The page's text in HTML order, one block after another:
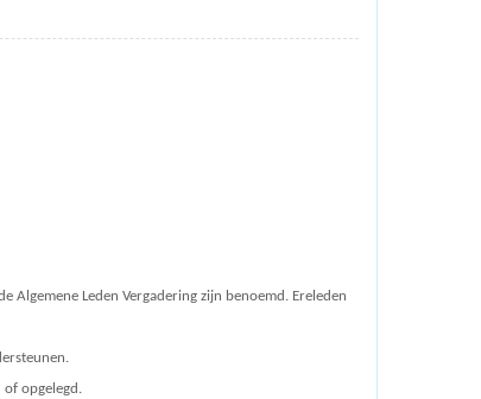
Algemene Leden Vergadering zijn benoemd. Ereleden
opgelegd.